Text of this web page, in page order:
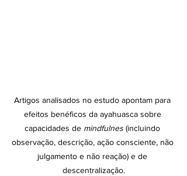
Artigos analisados no estudo apontam para
efeitos benéficos da ayahuasca sobre
capacidades de mindfulnes (incluindo
observação, descrição, ação consciente, não
julgamento e não reação) e de
descentralização.